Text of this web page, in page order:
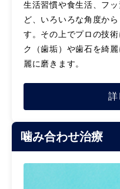
生活習慣や食生活、フ
ど、いろいろな角度か
す。その上でプロの技
ク（歯垢）や歯石を綺
麗に磨きます。
詳
噛み合わせ治療